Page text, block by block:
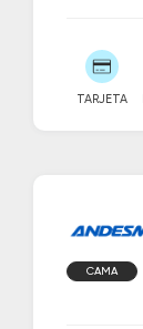
TARJETA
CAMA